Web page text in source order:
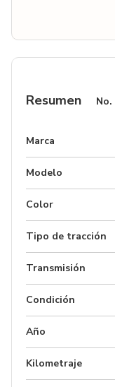
Resumen No.
Marca
Modelo
Color
Tipo de tracción
Transmisión
Condición
Año
Kilometraje